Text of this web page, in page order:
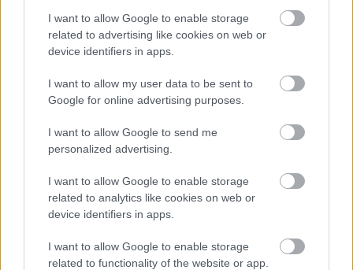
I want to allow Google to enable storage
related to advertising like cookies on web or
device identifiers in apps.
I want to allow my user data to be sent to
Google for online advertising purposes.
I want to allow Google to send me
personalized advertising.
I want to allow Google to enable storage
related to analytics like cookies on web or
device identifiers in apps.
I want to allow Google to enable storage
related to functionality of the website or app.
Mit is kell a bankoknak jelenteniük? Minden olyan
adatot, tényt vagy körülményt, amely pénzmosásra,
terrorizmus finanszírozására vagy
ügylet, ha az ügyfél viselkedése vagy az ügylet
forrása nem átlátható, nagy összegű, szokatlan
készpénzmozgások történnek, valamely tranzakciót
szokatlan ügylettípusban hajtanak végre, esetleg
gazdasági vagy jogszerű célt nélkülöző ügyletre,
pénzügyi műveletre derül fény. Mindebbe bőven
belefér a nagy összegű készpénzfelvétel, a jelentős, a
szokásostól eltérő utalás. Miután a bankoknak
kötelező azonosítaniuk az ügyfeleket, mi több, a
gazdasági társaságok tényleges tulajdonviszonyait
is, emiatt elvileg nehéz nyomtalanul eltüntetni az